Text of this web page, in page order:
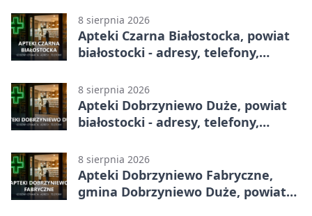
8 sierpnia 2026
Apteki Czarna Białostocka, powiat
białostocki - adresy, telefony,
8 sierpnia 2026
Apteki Dobrzyniewo Duże, powiat
białostocki - adresy, telefony,
8 sierpnia 2026
Apteki Dobrzyniewo Fabryczne,
gmina Dobrzyniewo Duże, powiat